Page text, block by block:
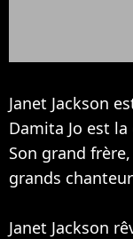
Janet Jackson
Damita Jo est
Son grand frère,
grands
Janet Jackson